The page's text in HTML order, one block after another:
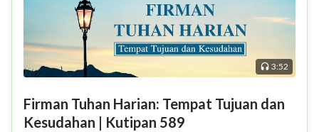
3:52
Firman Tuhan Harian: Tempat Tujuan dan
Kesudahan | Kutipan 589